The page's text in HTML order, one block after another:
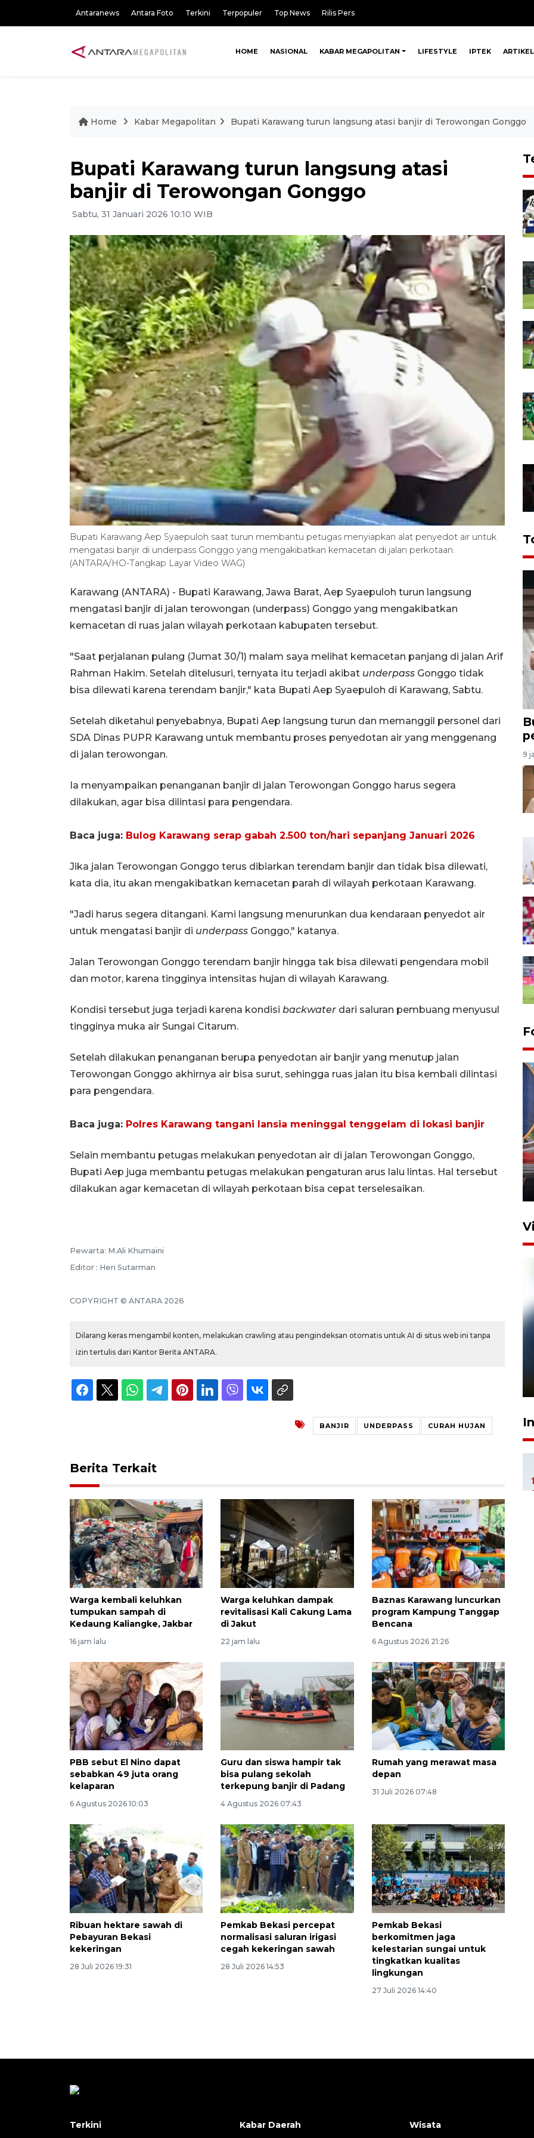
Antaranews Antara Foto Terkini Terpopuler Top News Rilis Pers
HOME NASIONAL KABAR MEGAPOLITAN LIFESTYLE IPTEK ARTIKEL
Home Kabar Megapolitan Bupati Karawang turun langsung atasi banjir di Terowongan Gonggo
Bupati Karawang turun langsung atasi
banjir di Terowongan Gonggo
Sabtu, 31 Januari 2026 10:10 WIB
Bupati Karawang Aep Syaepuloh saat turun membantu petugas menyiapkan alat penyedot air untuk
mengatasi banjir di underpass Gonggo yang mengakibatkan kemacetan di jalan perkotaan.
(ANTARA/HO-Tangkap Layar Video WAG)
Karawang (ANTARA) - Bupati Karawang, Jawa Barat, Aep Syaepuloh turun langsung
mengatasi banjir di jalan terowongan (underpass) Gonggo yang mengakibatkan
kemacetan di ruas jalan wilayah perkotaan kabupaten tersebut.
"Saat perjalanan pulang (Jumat 30/1) malam saya melihat kemacetan panjang di jalan Arif
Rahman Hakim. Setelah ditelusuri, ternyata itu terjadi akibat underpass Gonggo tidak
bisa dilewati karena terendam banjir," kata Bupati Aep Syaepuloh di Karawang, Sabtu.
Setelah diketahui penyebabnya, Bupati Aep langsung turun dan memanggil personel dari
SDA Dinas PUPR Karawang untuk membantu proses penyedotan air yang menggenang
di jalan terowongan.
Ia menyampaikan penanganan banjir di jalan Terowongan Gonggo harus segera
dilakukan, agar bisa dilintasi para pengendara.
Baca juga: Bulog Karawang serap gabah 2.500 ton/hari sepanjang Januari 2026
Jika jalan Terowongan Gonggo terus dibiarkan terendam banjir dan tidak bisa dilewati,
kata dia, itu akan mengakibatkan kemacetan parah di wilayah perkotaan Karawang.
"Jadi harus segera ditangani. Kami langsung menurunkan dua kendaraan penyedot air
untuk mengatasi banjir di underpass Gonggo," katanya.
Jalan Terowongan Gonggo terendam banjir hingga tak bisa dilewati pengendara mobil
dan motor, karena tingginya intensitas hujan di wilayah Karawang.
Kondisi tersebut juga terjadi karena kondisi backwater dari saluran pembuang menyusul
tingginya muka air Sungai Citarum.
Setelah dilakukan penanganan berupa penyedotan air banjir yang menutup jalan
Terowongan Gonggo akhirnya air bisa surut, sehingga ruas jalan itu bisa kembali dilintasi
para pengendara.
Baca juga: Polres Karawang tangani lansia meninggal tenggelam di lokasi banjir
Selain membantu petugas melakukan penyedotan air di jalan Terowongan Gonggo,
Bupati Aep juga membantu petugas melakukan pengaturan arus lalu lintas. Hal tersebut
dilakukan agar kemacetan di wilayah perkotaan bisa cepat terselesaikan.
Pewarta: M.Ali Khumaini
Editor : Heri Sutarman
COPYRIGHT © ANTARA 2026
Dilarang keras mengambil konten, melakukan crawling atau pengindeksan otomatis untuk AI di situs web ini tanpa
izin tertulis dari Kantor Berita ANTARA.
BANJIR UNDERPASS CURAH HUJAN
Berita Terkait
Warga kembali keluhkan
tumpukan sampah di
Kedaung Kaliangke, Jakbar
16 jam lalu
Warga keluhkan dampak
revitalisasi Kali Cakung Lama
di Jakut
22 jam lalu
Baznas Karawang luncurkan
program Kampung Tanggap
Bencana
6 Agustus 2026 21:26
PBB sebut El Nino dapat
sebabkan 49 juta orang
kelaparan
6 Agustus 2026 10:03
Guru dan siswa hampir tak
bisa pulang sekolah
terkepung banjir di Padang
4 Agustus 2026 07:43
Rumah yang merawat masa
depan
31 Juli 2026 07:48
Ribuan hektare sawah di
Pebayuran Bekasi
kekeringan
28 Juli 2026 19:31
Pemkab Bekasi percepat
normalisasi saluran irigasi
cegah kekeringan sawah
28 Juli 2026 14:53
Pemkab Bekasi
berkomitmen jaga
kelestarian sungai untuk
tingkatkan kualitas
lingkungan
27 Juli 2026 14:40
9
perlintasan sebidang di
Stasiun Bogor
12 Juni 2026 18:49
Ekonomi triwulan II-2026
Terkini Kabar Daerah Wisata